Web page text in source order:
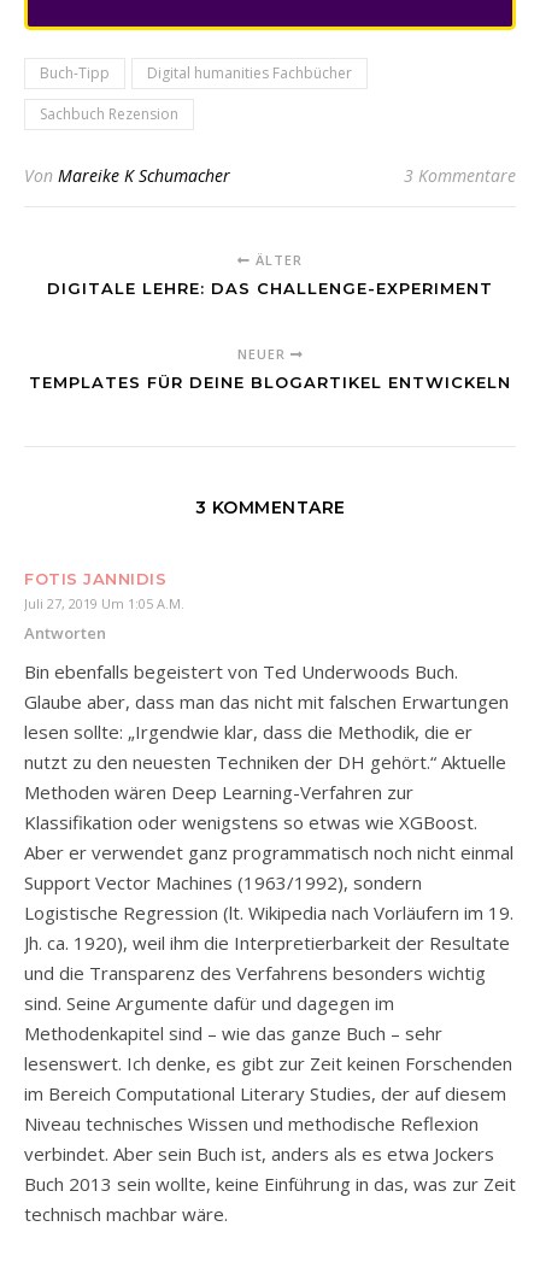
Buch-Tipp
Digital humanities Fachbücher
Sachbuch Rezension
Von Mareike K Schumacher 3 Kommentare
ÄLTER
DIGITALE LEHRE: DAS CHALLENGE-EXPERIMENT
NEUER
TEMPLATES FÜR DEINE BLOGARTIKEL ENTWICKELN
3 KOMMENTARE
FOTIS JANNIDIS
Juli 27, 2019 Um 1:05 A.m.
Antworten
Bin ebenfalls begeistert von Ted Underwoods Buch.
Glaube aber, dass man das nicht mit falschen Erwartungen
lesen sollte: „Irgendwie klar, dass die Methodik, die er
nutzt zu den neuesten Techniken der DH gehört.“ Aktuelle
Methoden wären Deep Learning-Verfahren zur
Klassifikation oder wenigstens so etwas wie XGBoost.
Aber er verwendet ganz programmatisch noch nicht einmal
Support Vector Machines (1963/1992), sondern
Logistische Regression (lt. Wikipedia nach Vorläufern im 19.
Jh. ca. 1920), weil ihm die Interpretierbarkeit der Resultate
und die Transparenz des Verfahrens besonders wichtig
sind. Seine Argumente dafür und dagegen im
Methodenkapitel sind – wie das ganze Buch – sehr
lesenswert. Ich denke, es gibt zur Zeit keinen Forschenden
im Bereich Computational Literary Studies, der auf diesem
Niveau technisches Wissen und methodische Reflexion
verbindet. Aber sein Buch ist, anders als es etwa Jockers
Buch 2013 sein wollte, keine Einführung in das, was zur Zeit
technisch machbar wäre.